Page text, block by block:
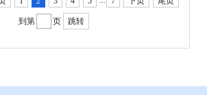
序和服务质量信息公开
开
到第 页 跳转